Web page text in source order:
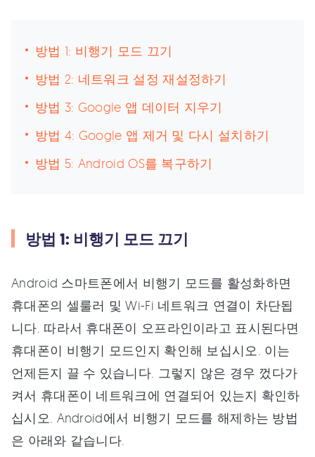
방법 1: 비행기 모드 끄기
방법 2: 네트워크 설정 재설정하기
방법 3: Google 앱 데이터 지우기
방법 4: Google 앱 제거 및 다시 설치하기
방법 5: Android OS를 복구하기
방법 1: 비행기 모드 끄기
Android 스마트폰에서 비행기 모드를 활성화하면
휴대폰의 셀룰러 및 Wi-Fi 네트워크 연결이 차단됩
니다. 따라서 휴대폰이 오프라인이라고 표시된다면
휴대폰이 비행기 모드인지 확인해 보십시오. 이는
언제든지 끌 수 있습니다. 그렇지 않은 경우 껐다가
켜서 휴대폰이 네트워크에 연결되어 있는지 확인하
십시오. Android에서 비행기 모드를 해제하는 방법
은 아래와 같습니다.